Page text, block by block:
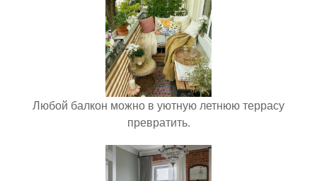
Любой балкон можно в уютную летнюю террасу
превратить.